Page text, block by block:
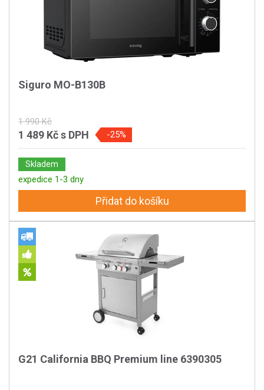
Siguro MO-B130B
1 990 Kč
1 489 Kčs DPH -25%
Skladem
expedice 1-3 dny
Přidat do košíku
G21 California BBQ Premium line 6390305